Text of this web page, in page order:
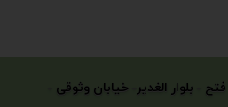
5 بزرگراه فتح - بلوار الغدیر- خیابان وثوقی -